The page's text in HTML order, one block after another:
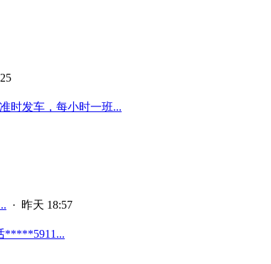
时发车，每小时一班...
· 昨天 18:57
*****5911...